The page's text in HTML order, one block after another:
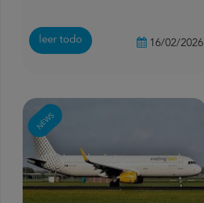
leer todo 16/02/2026
NEWS